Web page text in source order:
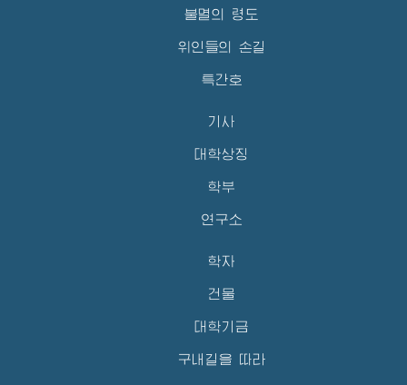
불멸의 령도
위인들의 손길
특간호
기사
대학상징
학부
연구소
학자
건물
대학기금
구내길을 따라